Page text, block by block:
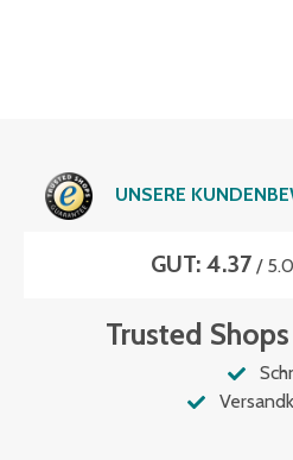
UNSERE
GUT: 4.37/
Trusted